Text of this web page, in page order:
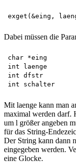
Dabei müssen die
char *eing
int laenge
int dfstr
Mit laenge kann man
maximal werden darf.
um l größer angeben
für das String-
Der String kann dann
eingegeben werden.
eine Glocke.